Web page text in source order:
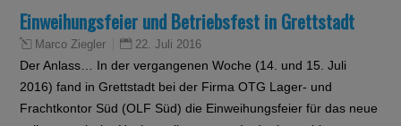
Einweihungsfeier und Betriebsfest in Grettstadt
Marco Ziegler 22. Juli 2016
Der Anlass… In der vergangenen Woche (14. und 15. Juli
2016) fand in Grettstadt bei der Firma OTG Lager- und
Frachtkontor Süd (OLF Süd) die Einweihungsfeier für das neue